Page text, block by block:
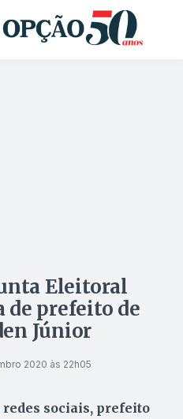
Eleitoral
prefeito de
Júnior
2020 às 22h05
sociais, prefeito